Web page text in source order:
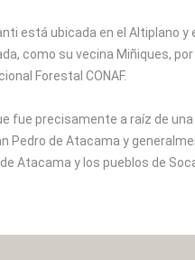
está ubicada en el Altiplano
como su vecina Miñiques,
Forestal CONAF.
fue precisamente a raíz de
Pedro de Atacama y
Atacama y los pueblos de